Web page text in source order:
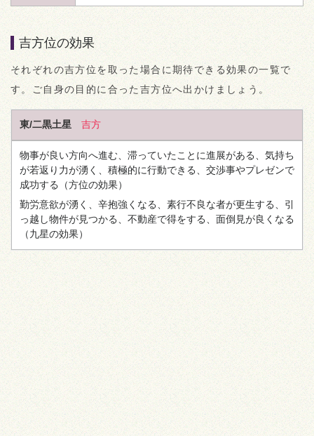
吉方位の効果
それぞれの吉方位を取った場合に期待できる効果の一覧で
す。ご自身の目的に合った吉方位へ出かけましょう。
東/二黒土星 吉方
物事が良い方向へ進む、滞っていたことに進展がある、気持ち
が若返り力が湧く、積極的に行動できる、交渉事やプレゼンで
成功する （方位の効果）
勤労意欲が湧く、辛抱強くなる、素行不良な者が更生する、引
っ越し物件が見つかる、不動産で得をする、面倒見が良くなる
（九星の効果）